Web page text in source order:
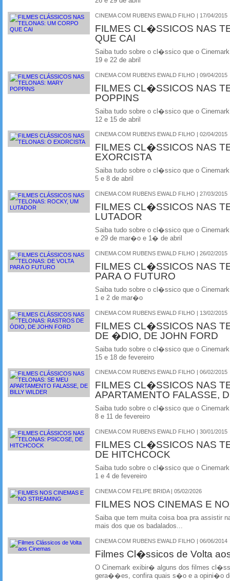
CINEMA COM RUBENS EWALD FILHO | 17/04/2015
FILMES CL�SSICOS NAS
QUE CAI
Saiba tudo sobre o cl�ssico que o
19 e 22 de abril
CINEMA COM RUBENS EWALD FILHO | 09/04/2015
FILMES CL�SSICOS NAS
POPPINS
Saiba tudo sobre o cl�ssico que o
12 e 15 de abril
CINEMA COM RUBENS EWALD FILHO | 02/04/2015
FILMES CL�SSICOS NAS
EXORCISTA
Saiba tudo sobre o cl�ssico que o
5 e 8 de abril
CINEMA COM RUBENS EWALD FILHO | 27/03/2015
FILMES CL�SSICOS NAS
LUTADOR
Saiba tudo sobre o cl�ssico que o
e 29 de mar�o e 1� de abril
CINEMA COM RUBENS EWALD FILHO | 26/02/2015
FILMES CL�SSICOS NAS
PARA O FUTURO
Saiba tudo sobre o cl�ssico que o
1 e 2 de mar�o
CINEMA COM RUBENS EWALD FILHO | 13/02/2015
FILMES CL�SSICOS NAS
DE �DIO, DE JOHN FORD
Saiba tudo sobre o cl�ssico que o
15 e 18 de fevereiro
CINEMA COM RUBENS EWALD FILHO | 06/02/2015
FILMES CL�SSICOS NAS
APARTAMENTO FALASSE,
Saiba tudo sobre o cl�ssico que o
8 e 11 de fevereiro
CINEMA COM RUBENS EWALD FILHO | 30/01/2015
FILMES CL�SSICOS NAS
DE HITCHCOCK
Saiba tudo sobre o cl�ssico que o
1 e 4 de fevereiro
CINEMA COM FELIPE BRIDA | 05/02/2026
FILMES NOS CINEMAS E
Saiba que tem muita coisa boa pra assistir
mais dos que os badalados...
CINEMA COM RUBENS EWALD FILHO | 06/06/2014
Filmes Cl�ssicos de Volta
O Cinemark exibir� alguns dos filmes
gera��es, confira quais s�o e a opini�o